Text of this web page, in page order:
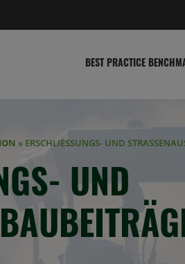
BEST PRACTICE
» ERSCHLIESSUNGS- UND
UND S